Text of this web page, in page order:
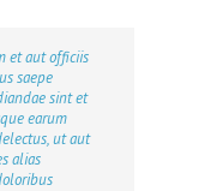
et aut officiis
saepe
sint et
earum
ut aut
alias